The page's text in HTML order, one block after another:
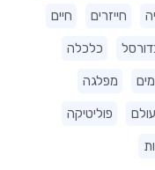
חייזרים חיים
כלכלה
מים מפלגה
עולם פוליטיקה